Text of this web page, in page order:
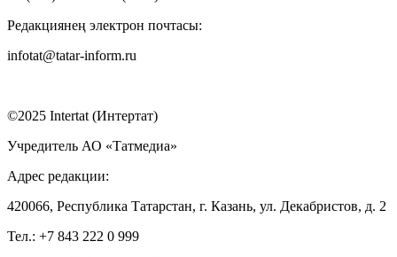
Редакциянең электрон почтасы:
infotat@tatar-inform.ru
©2025 Intertat (Интертат)
Учредитель АО «Татмедиа»
Адрес редакции:
420066, Республика Татарстан, г. Казань, ул. Декабристов, д. 2
Тел.: +7 843 222 0 999